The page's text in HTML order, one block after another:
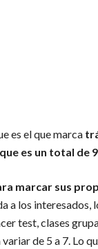
es el que marca
es un total de
marcar sus
a los interesados,
test, clases
de 5 a 7. Lo